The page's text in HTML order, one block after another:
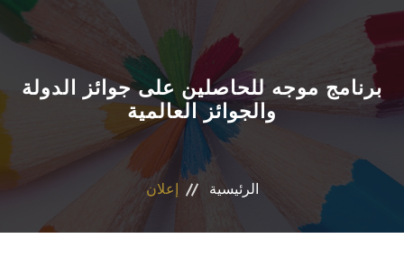
القطاعات
نشاطات الكلية
برنامج موجه للحاصلين على جوائز الدولة
والجوائز العالمية
الرئيسية إعلان